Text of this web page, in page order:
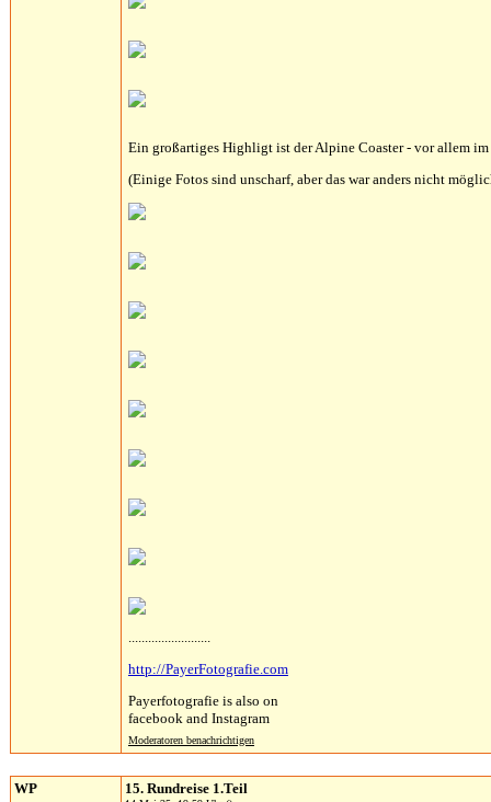
Ein großartiges Highligt ist der Alpine Coaster - vor allem
(Einige Fotos sind unscharf, aber das war anders nicht
.........................
http://PayerFotografie.com
Payerfotografie is also on
facebook and Instagram
Moderatoren benachrichtigen
WP 15. Rundreise 1.Teil